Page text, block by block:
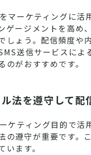
マーケティングに活
ゲージメントを高め
しょう。配信頻度や
送信サービスによ
のがおすすめです。
法を遵守して配
ケティング目的で活
の遵守が重要です。
ます。